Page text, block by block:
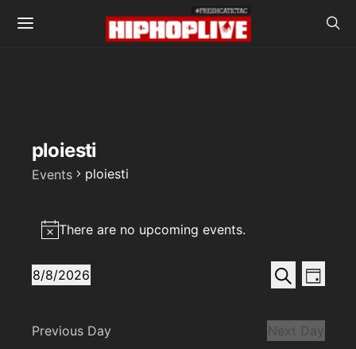
ploiesti
Events ploiesti
Events
for
August
2026
Notice
There are no upcoming events.
Events
and
Search
Day
8/8/2026
Previous Day Next Day